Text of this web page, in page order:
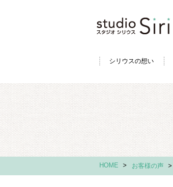
シリウスの想い
HOME > お客様の声 >